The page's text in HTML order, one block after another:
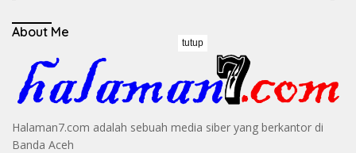
About Me
Halaman7.com adalah sebuah media siber yang berkantor di
Banda Aceh
tutup